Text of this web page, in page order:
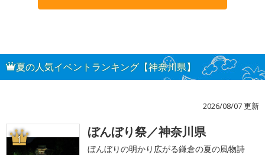
夏の人気イベントランキング【神奈川県】
2026/08/07 更新
1 ぼんぼり祭／神奈川県
ぼんぼりの明かり広がる鎌倉の夏の風物詩